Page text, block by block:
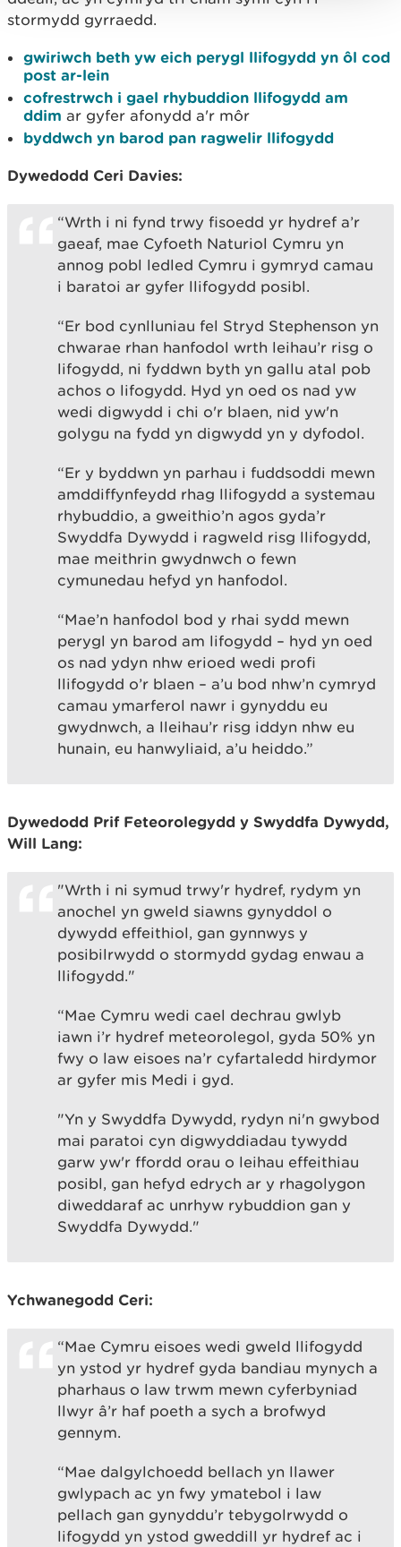
stormydd gyrraedd.
gwiriwch beth yw eich perygl llifogydd yn ôl cod
post ar-lein
cofrestrwch i gael rhybuddion llifogydd am
ddim ar gyfer afonydd a'r môr
byddwch yn barod pan ragwelir llifogydd
Dywedodd Ceri Davies:
“Wrth i ni fynd trwy fisoedd yr hydref a’r
gaeaf, mae Cyfoeth Naturiol Cymru yn
annog pobl ledled Cymru i gymryd camau
i baratoi ar gyfer llifogydd posibl.
“Er bod cynlluniau fel Stryd Stephenson yn
chwarae rhan hanfodol wrth leihau’r risg o
lifogydd, ni fyddwn byth yn gallu atal pob
achos o lifogydd. Hyd yn oed os nad yw
wedi digwydd i chi o'r blaen, nid yw'n
golygu na fydd yn digwydd yn y dyfodol.
“Er y byddwn yn parhau i fuddsoddi mewn
amddiffynfeydd rhag llifogydd a systemau
rhybuddio, a gweithio’n agos gyda’r
Swyddfa Dywydd i ragweld risg llifogydd,
mae meithrin gwydnwch o fewn
cymunedau hefyd yn hanfodol.
“Mae’n hanfodol bod y rhai sydd mewn
perygl yn barod am lifogydd – hyd yn oed
os nad ydyn nhw erioed wedi profi
llifogydd o’r blaen – a’u bod nhw’n cymryd
camau ymarferol nawr i gynyddu eu
gwydnwch, a lleihau’r risg iddyn nhw eu
hunain, eu hanwyliaid, a’u heiddo.”
Dywedodd Prif Feteorolegydd y Swyddfa Dywydd,
Will Lang:
"Wrth i ni symud trwy'r hydref, rydym yn
anochel yn gweld siawns gynyddol o
dywydd effeithiol, gan gynnwys y
posibilrwydd o stormydd gydag enwau a
llifogydd."
“Mae Cymru wedi cael dechrau gwlyb
iawn i’r hydref meteorolegol, gyda 50% yn
fwy o law eisoes na’r cyfartaledd hirdymor
ar gyfer mis Medi i gyd.
"Yn y Swyddfa Dywydd, rydyn ni'n gwybod
mai paratoi cyn digwyddiadau tywydd
garw yw'r ffordd orau o leihau effeithiau
posibl, gan hefyd edrych ar y rhagolygon
diweddaraf ac unrhyw rybuddion gan y
Swyddfa Dywydd."
Ychwanegodd Ceri:
“Mae Cymru eisoes wedi gweld llifogydd
yn ystod yr hydref gyda bandiau mynych a
pharhaus o law trwm mewn cyferbyniad
llwyr â’r haf poeth a sych a brofwyd
gennym.
“Mae dalgylchoedd bellach yn llawer
gwlypach ac yn fwy ymatebol i law
pellach gan gynyddu’r tebygolrwydd o
lifogydd yn ystod gweddill yr hydref ac i